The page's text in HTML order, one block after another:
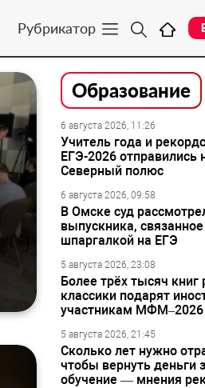
Рубрикатор
Образование
6 августа 2026, 11:26
Учитель года и
ЕГЭ-2026 отправились
Северный полюс
6 августа 2026, 09:58
В Омске суд
выпускника,
шпаргалкой на ЕГЭ
5 августа 2026, 23:08
Более трёх тысяч книг
классики подарят
участникам МФМ–2026
5 августа 2026, 21:45
Сколько лет нужно
чтобы вернуть деньги
обучение — мнения